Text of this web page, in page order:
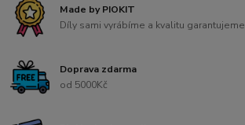
Made by PIOKIT
Díly sami vyrábíme a kvalitu garantujeme
Doprava zdarma
od 5000Kč